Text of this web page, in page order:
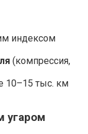
индексом
(компрессия,
10–15 тыс. км
угаром